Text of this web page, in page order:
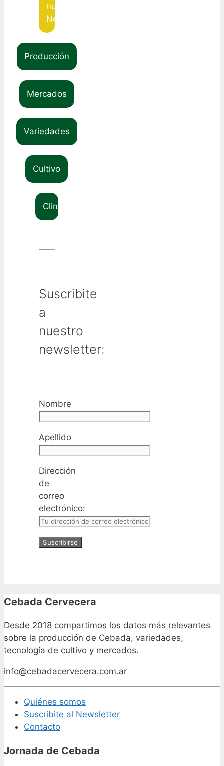
nuestro
Newsletter!!!
Producción
Mercados
Variedades
Cultivo
Clima
Suscribite
a
nuestro
newsletter:
Nombre
Apellido
Dirección
de
correo
electrónico:
Cebada Cervecera
Desde 2018 compartimos los datos más relevantes
sobre la producción de Cebada, variedades,
tecnología de cultivo y mercados.
info@cebadacervecera.com.ar
Quiénes somos
Suscribite al Newsletter
Contacto
Jornada de Cebada